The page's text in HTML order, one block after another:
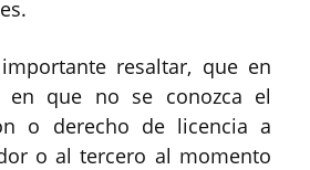
resaltar, que en
en que no se conozca el
o derecho de licencia a
o al tercero al momento